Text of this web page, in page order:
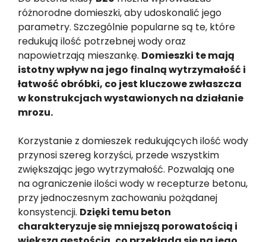
różnorodne domieszki, aby udoskonalić jego
parametry. Szczególnie popularne są te, które
redukują ilość potrzebnej wody oraz
napowietrzają mieszankę. Domieszki te mają
istotny wpływ na jego finalną wytrzymałość i
łatwość obróbki, co jest kluczowe zwłaszcza
w konstrukcjach wystawionych na działanie
mrozu.
Korzystanie z domieszek redukujących ilość wody
przynosi szereg korzyści, przede wszystkim
zwiększając jego wytrzymałość. Pozwalają one
na ograniczenie ilości wody w recepturze betonu,
przy jednoczesnym zachowaniu pożądanej
konsystencji. Dzięki temu beton
charakteryzuje się mniejszą porowatością i